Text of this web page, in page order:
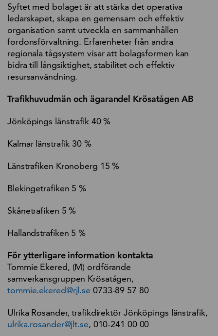
Syftet med bolaget är att stärka det operativa
ledarskapet, skapa en gemensam och effektiv
organisation samt utveckla en sammanhållen
fordonsförvaltning. Erfarenheter från andra
regionala tågsystem visar att bolagsformen kan
bidra till långsiktighet, stabilitet och effektiv
resursanvändning.
Trafikhuvudmän och ägarandel Krösatågen AB
Jönköpings länstrafik 40 %
Kalmar länstrafik 30 %
Länstrafiken Kronoberg 15 %
Blekingetrafiken 5 %
Skånetrafiken 5 %
Hallandstrafiken 5 %
För ytterligare information kontakta
Tommie Ekered, (M) ordförande
samverkansgruppen Krösatågen,
tommie.ekered@rjl.se 0733-89 57 80
Ulrika Rosander, trafikdirektör Jönköpings länstrafik,
ulrika.rosander@jlt.se, 010-241 00 00